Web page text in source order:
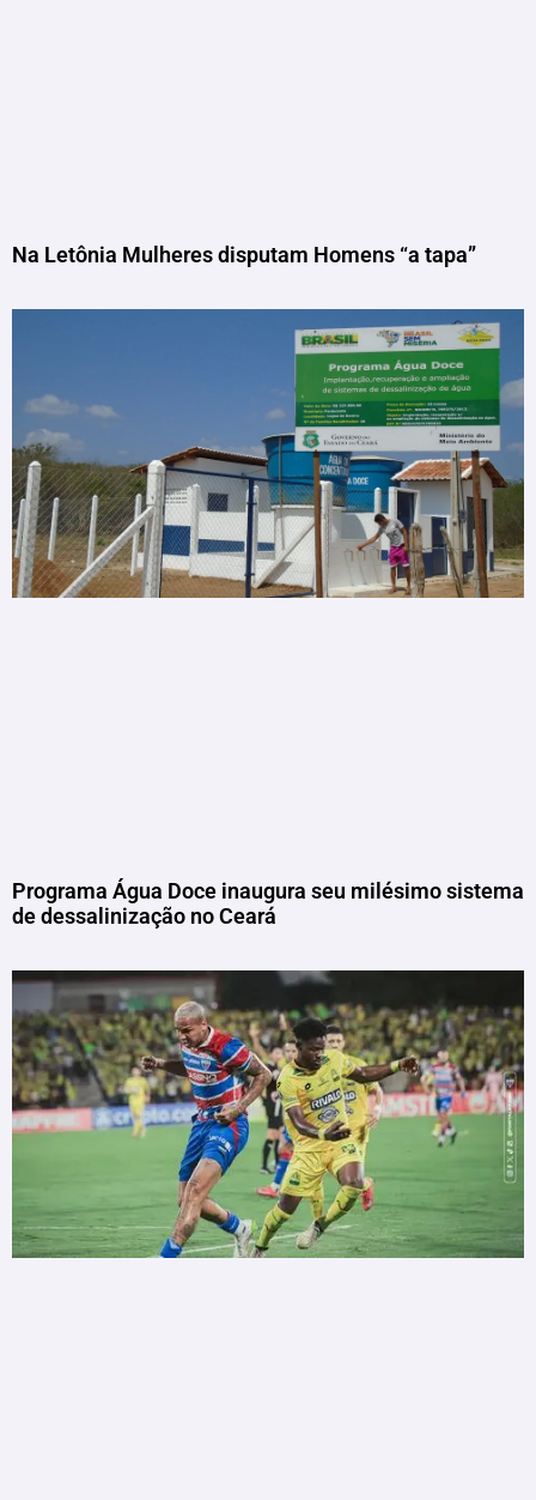
Na Letônia Mulheres disputam Homens “a tapa”
Programa Água Doce inaugura seu milésimo sistema
de dessalinização no Ceará